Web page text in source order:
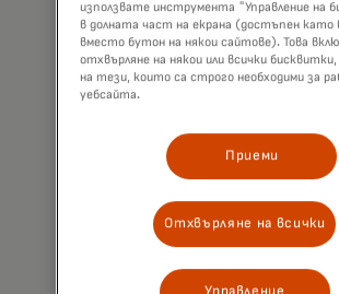
финансови екосистеми.
Научете повече
използвате инструмента "Управление на
в долната част на екрана (достъпен като
вместо бутон на някои сайтове). Това
отхвърляне на някои или всички
на тези, които са строго необходими за
уебсайта.
Приеми
Отхвърляне на всички